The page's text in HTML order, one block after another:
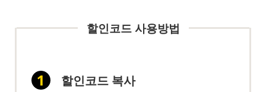
할인코드 사용방법
할인코드 복사